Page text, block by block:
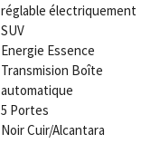
réglable électriquement
SUV
Energie Essence
Transmision Boîte
automatique
5 Portes
Noir Cuir/Alcantara